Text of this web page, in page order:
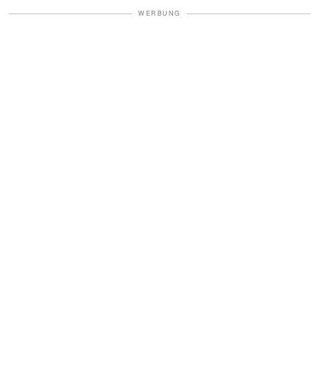
WERBUNG